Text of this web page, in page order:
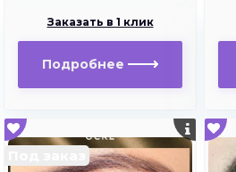
Заказать в 1 клик
Подробнее